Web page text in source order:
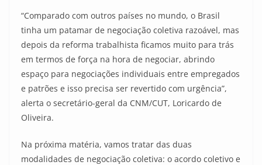
“Comparado com outros países no mundo, o Brasil
tinha um patamar de negociação coletiva razoável, mas
depois da reforma trabalhista ficamos muito para trás
em termos de força na hora de negociar, abrindo
espaço para negociações individuais entre empregados
e patrões e isso precisa ser revertido com urgência”,
alerta o secretário-geral da CNM/CUT, Loricardo de
Oliveira.
Na próxima matéria, vamos tratar das duas
modalidades de negociação coletiva: o acordo coletivo e